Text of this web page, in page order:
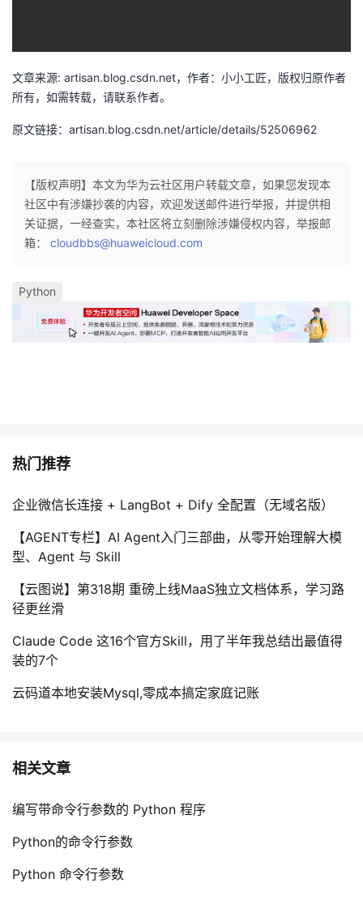
文章来源: artisan.blog.csdn.net，作者：小小工匠，版权归原作者
所有，如需转载，请联系作者。
原文链接：artisan.blog.csdn.net/article/details/52506962
【版权声明】本文为华为云社区用户转载文章，如果您发现本
社区中有涉嫌抄袭的内容，欢迎发送邮件进行举报，并提供相
关证据，一经查实，本社区将立刻删除涉嫌侵权内容，举报邮
箱： cloudbbs@huaweicloud.com
Python
热门推荐
企业微信长连接 + LangBot + Dify 全配置（无域名版）
【AGENT专栏】AI Agent入门三部曲，从零开始理解大模
型、Agent 与 Skill
【云图说】第318期 重磅上线MaaS独立文档体系，学习路
径更丝滑
Claude Code 这16个官方Skill，用了半年我总结出最值得
装的7个
云码道本地安装Mysql,零成本搞定家庭记账
相关文章
编写带命令行参数的 Python 程序
Python的命令行参数
Python 命令行参数